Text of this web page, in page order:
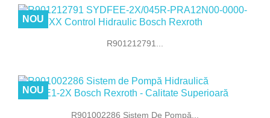
R901212791...
NOU
R901002286 Sistem De Pompă...
NOU